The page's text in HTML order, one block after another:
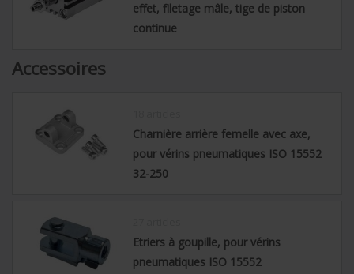
effet, filetage mâle, tige de piston
continue
Accessoires
Charnière arrière femelle avec axe,
pour vérins pneumatiques ISO 15552
32-250
Etriers à goupille, pour vérins
pneumatiques ISO 15552